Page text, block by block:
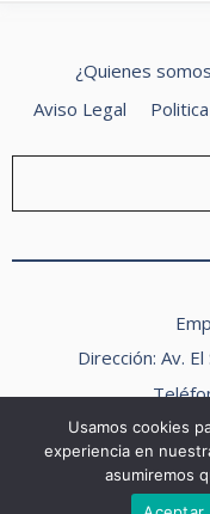
¿Quienes
Aviso Legal
Dirección: Av.
Correo
Horario de
Usamos cookies
experiencia en
asumiremos